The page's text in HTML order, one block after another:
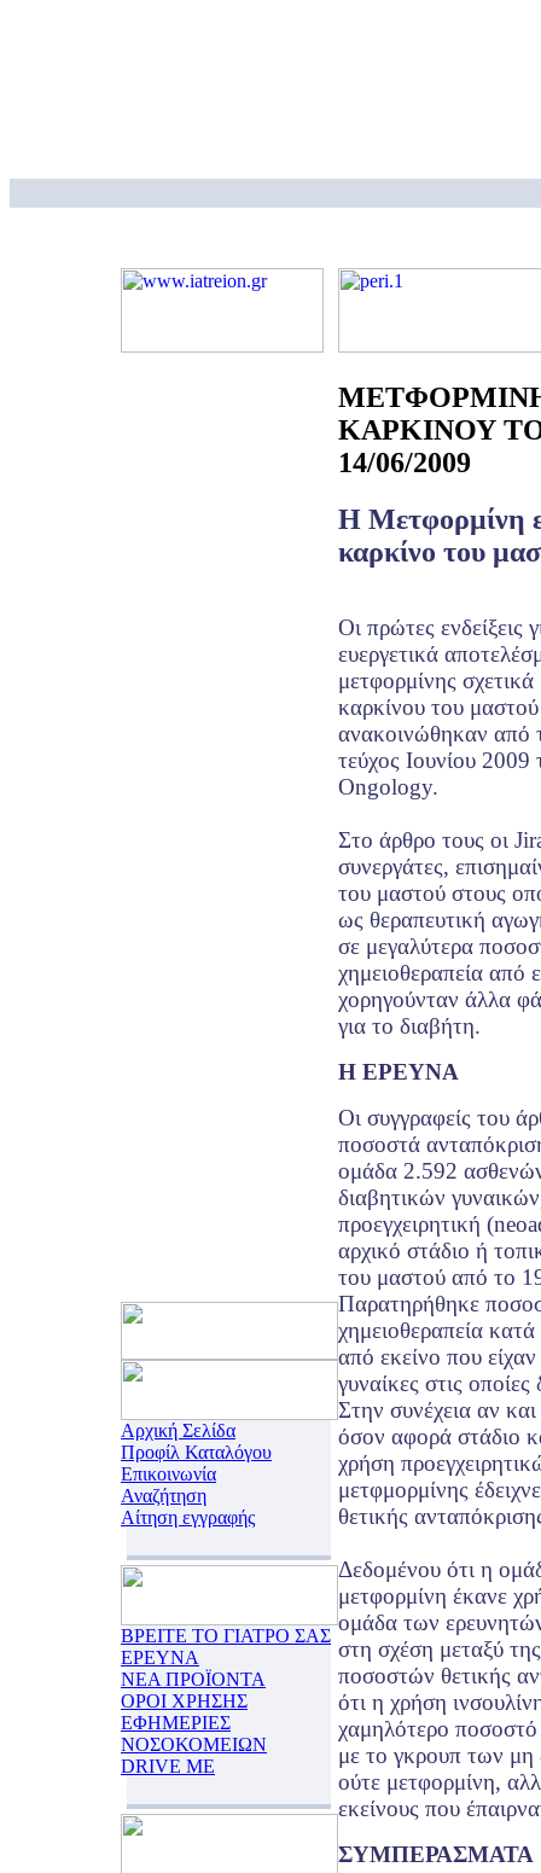
Αρχική Σελίδα
Προφίλ Καταλόγου
Επικοινωνία
Αναζήτηση
Αίτηση εγγραφής
ΒΡΕΙΤΕ ΤΟ ΓΙΑΤΡΟ ΣΑΣ
ΕΡΕΥΝΑ
ΝΕΑ ΠΡΟΪΟΝΤΑ
ΟΡΟΙ ΧΡΗΣΗΣ
ΕΦΗΜΕΡΙΕΣ
ΝΟΣΟΚΟΜΕΙΩΝ
DRIVE ME
ΚΑΡΚΙΝΟΥ
14/06/2009
Η Μετφορμίνη
καρκίνο του
Οι πρώτες ενδείξεις
ευεργετικά
μετφορμίνης
καρκίνου του
ανακοινώθηκαν από
τεύχος Ιουνίου
Ongology.
Στο άρθρο τους οι
συνεργάτες,
του μαστού στους
ως θεραπευτική
σε μεγαλύτερα
χημειοθεραπεία από
χορηγούνταν άλλα
για το διαβήτη.
Η ΕΡΕΥΝΑ
Οι συγγραφείς του
ποσοστά
ομάδα 2.592
διαβητικών
προεγχειρητική
αρχικό στάδιο ή
του μαστού από το
Παρατηρήθηκε
χημειοθεραπεία
από εκείνο που
γυναίκες στις
Στην συνέχεια αν
όσον αφορά στάδιο
χρήση
μετφμορμίνης
θετικής
Δεδομένου ότι η
μετφορμίνη έκανε
ομάδα των ερευνητών
στη σχέση μεταξύ
ποσοστών θετικής
ότι η χρήση
χαμηλότερο ποσοστό
με το γκρουπ των μη
ούτε μετφορμίνη,
εκείνους που
ΣΥΜΠΕΡΑΣΜΑΤΑ